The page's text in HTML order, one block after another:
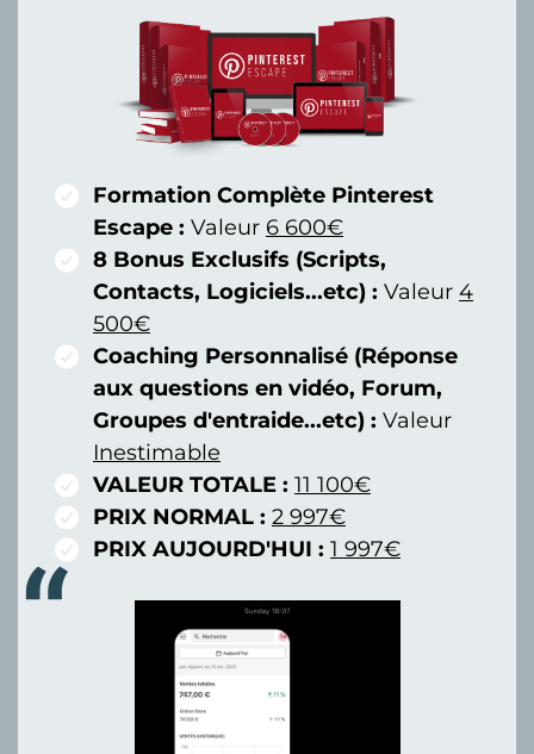
Formation Complète Pinterest
Escape : Valeur 6 600€
8 Bonus Exclusifs (Scripts,
Contacts, Logiciels...etc) : Valeur 4
500€
Coaching Personnalisé (Réponse
aux questions en vidéo, Forum,
Groupes d'entraide...etc) : Valeur
Inestimable
VALEUR TOTALE : 11 100€
PRIX NORMAL : 2 997€
PRIX AUJOURD'HUI : 1 997€